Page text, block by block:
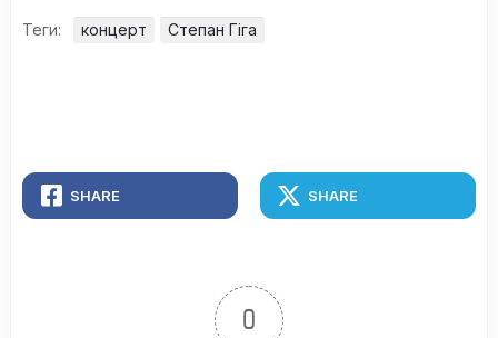
Теги: концерт Степан Гіга
SHARE SHARE
0